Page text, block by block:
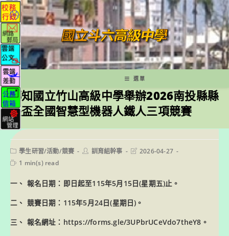
跳
轉
至
主
要
內
容
選單
轉知國立竹山高級中學舉辦2026南投縣縣
長盃全國智慧型機器人鐵人三項競賽
Post
category:
學生研習/活動/競賽
Post訓育組幹事
Post2026-04-27
Reading
1 min(s) read
一、 報名日期：即日起至115年5月15日(星期五)止。
二、 競賽日期：115年5月24日(星期日)。
三、 報名網址：https://forms.gle/3UPbrUCeVdo7theY8。